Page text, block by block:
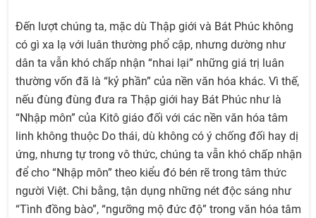
Đến lượt chúng ta, mặc dù Thập giới và Bát Phúc không
có gì xa lạ với luân thường phổ cập, nhưng dường như
dân ta vẫn khó chấp nhận “nhai lại” những giá trị luân
thường vốn đã là “kỷ phần” của nền văn hóa khác. Vì thế,
nếu đùng đùng đưa ra Thập giới hay Bát Phúc như là
“Nhập môn” của Kitô giáo đối với các nền văn hóa tâm
linh không thuộc Do thái, dù không có ý chống đối hay dị
ứng, nhưng tự trong vô thức, chúng ta vẫn khó chấp nhận
để cho “Nhập môn” theo kiểu đó bén rẽ trong tâm thức
người Việt. Chi bằng, tận dụng những nét độc sáng như
“Tình đồng bào”, “ngưỡng mộ đức độ” trong văn hóa tâm